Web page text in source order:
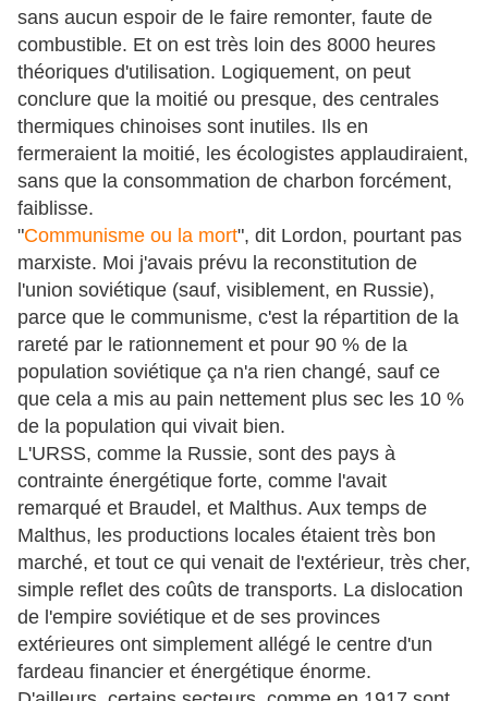
sans aucun espoir de le faire remonter, faute de
combustible. Et on est très loin des 8000 heures
théoriques d'utilisation. Logiquement, on peut
conclure que la moitié ou presque, des centrales
thermiques chinoises sont inutiles. Ils en
fermeraient la moitié, les écologistes applaudiraient,
sans que la consommation de charbon forcément,
faiblisse.
"Communisme ou la mort", dit Lordon, pourtant pas
marxiste. Moi j'avais prévu la reconstitution de
l'union soviétique (sauf, visiblement, en Russie),
parce que le communisme, c'est la répartition de la
rareté par le rationnement et pour 90 % de la
population soviétique ça n'a rien changé, sauf ce
que cela a mis au pain nettement plus sec les 10 %
de la population qui vivait bien.
L'URSS, comme la Russie, sont des pays à
contrainte énergétique forte, comme l'avait
remarqué et Braudel, et Malthus. Aux temps de
Malthus, les productions locales étaient très bon
marché, et tout ce qui venait de l'extérieur, très cher,
simple reflet des coûts de transports. La dislocation
de l'empire soviétique et de ses provinces
extérieures ont simplement allégé le centre d'un
fardeau financier et énergétique énorme.